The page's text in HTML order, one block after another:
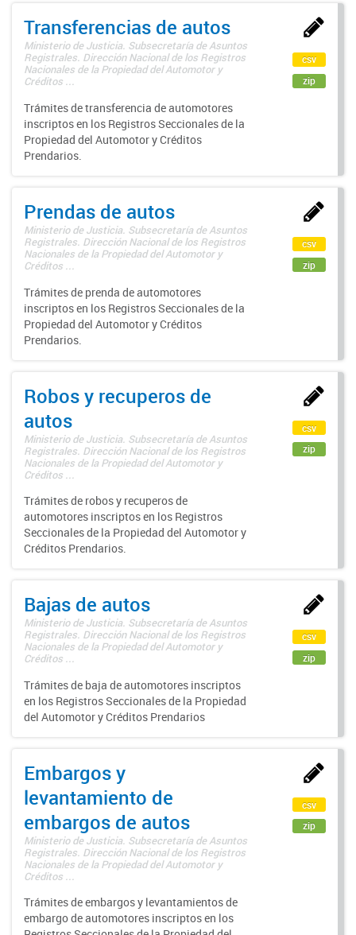
Transferencias de autos
Ministerio de Justicia. Subsecretaría de Asuntos
Registrales. Dirección Nacional de los Registros
Nacionales de la Propiedad del Automotor y
Créditos ...
Trámites de transferencia de automotores
inscriptos en los Registros Seccionales de la
Propiedad del Automotor y Créditos
Prendarios.
csv
zip
Prendas de autos
Ministerio de Justicia. Subsecretaría de Asuntos
Registrales. Dirección Nacional de los Registros
Nacionales de la Propiedad del Automotor y
Créditos ...
Trámites de prenda de automotores
inscriptos en los Registros Seccionales de la
Propiedad del Automotor y Créditos
Prendarios.
csv
zip
Robos y recuperos de
autos
Ministerio de Justicia. Subsecretaría de Asuntos
Registrales. Dirección Nacional de los Registros
Nacionales de la Propiedad del Automotor y
Créditos ...
Trámites de robos y recuperos de
automotores inscriptos en los Registros
Seccionales de la Propiedad del Automotor y
Créditos Prendarios.
csv
zip
Bajas de autos
Ministerio de Justicia. Subsecretaría de Asuntos
Registrales. Dirección Nacional de los Registros
Nacionales de la Propiedad del Automotor y
Créditos ...
Trámites de baja de automotores inscriptos
en los Registros Seccionales de la Propiedad
del Automotor y Créditos Prendarios
csv
zip
Embargos y
levantamiento de
embargos de autos
Ministerio de Justicia. Subsecretaría de Asuntos
Registrales. Dirección Nacional de los Registros
Nacionales de la Propiedad del Automotor y
Créditos ...
Trámites de embargos y levantamientos de
embargo de automotores inscriptos en los
csv
zip